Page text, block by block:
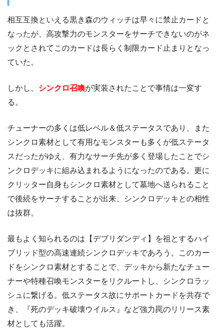
相互互換といえる黒き森のウィッチは早々に禁止カードと
なったが、高攻撃力のモンスターをサーチできないのがネ
ックとされてこのカードは長らく制限カード止まりとなっ
ていた。
しかし、 シンクロ召喚が実装されたことで事情は一変す
る。
チューナーの多くは低レベル＆低ステータスであり、また
シンクロ素材として有用なモンスターも多くが低ステータ
スだったがゆえ、有力なサーチ先が多く登場したことでシ
ンクロデッキに組み込まれるようになったのである。更に
クリッター自身もシンクロ素材として墓地へ送られること
で後続をサーチすることが出来、シンクロデッキとの相性
は抜群。
最もよく知られるのは【デブリダンディ】を祖とするハイ
ブリッド型の高速連続シンクロデッキであろう。このカー
ドをシンクロ素材とすることで、デッキから新たなチュー
ナーや特種召喚モンスターをリクルートし、シンクロラッ
シュに繋げる。低ステータス故にサポートカードを共存で
き、『死のデッキ破壊ウイルス』など強力罠のリリース素
材としても活躍。